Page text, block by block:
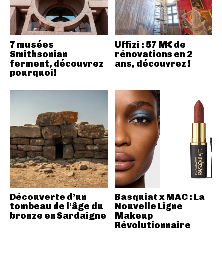
7 musées
Smithsonian
ferment, découvrez
pourquoi!
Uffizi : 57 M€ de
rénovations en 2
ans, découvrez !
Découverte d’un
tombeau de l’âge du
bronze en Sardaigne
Basquiat x MAC : La
Nouvelle Ligne
Makeup
Révolutionnaire